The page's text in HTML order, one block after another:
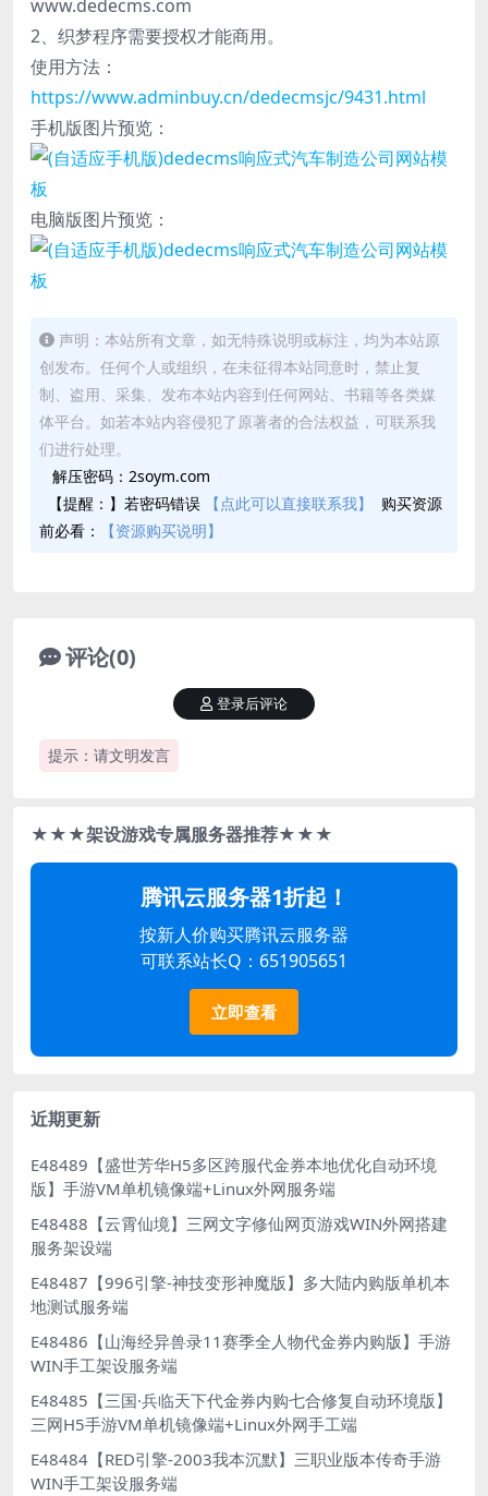
www.dedecms.com
2、织梦程序需要授权才能商用。
使用方法：
https://www.adminbuy.cn/dedecmsjc/9431.html
手机版图片预览：
电脑版图片预览：
声明：本站所有文章，如无特殊说明或标注，均为本站原
创发布。任何个人或组织，在未征得本站同意时，禁止复
制、盗用、采集、发布本站内容到任何网站、书籍等各类媒
体平台。如若本站内容侵犯了原著者的合法权益，可联系我
们进行处理。
解压密码：2soym.com
【提醒：】若密码错误
【点此可以直接联系我】
购买资源
前必看：
【资源购买说明】
评论(0)
提示：请文明发言
登录后评论
★★★架设游戏专属服务器推荐★★★
腾讯云服务器1折起！
按新人价购买腾讯云服务器
可联系站长Q：651905651
立即查看
近期更新
E48489【盛世芳华H5多区跨服代金券本地优化自动环境
版】手游VM单机镜像端+Linux外网服务端
E48488【云霄仙境】三网文字修仙网页游戏WIN外网搭建
服务架设端
E48487【996引擎-神技变形神魔版】多大陆内购版单机本
地测试服务端
E48486【山海经异兽录11赛季全人物代金券内购版】手游
WIN手工架设服务端
E48485【三国·兵临天下代金券内购七合修复自动环境版】
三网H5手游VM单机镜像端+Linux外网手工端
E48484【RED引擎-2003我本沉默】三职业版本传奇手游
WIN手工架设服务端